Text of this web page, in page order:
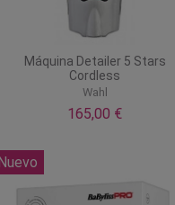
Máquina Detailer 5 Stars
Cordless
Wahl
165,00 €